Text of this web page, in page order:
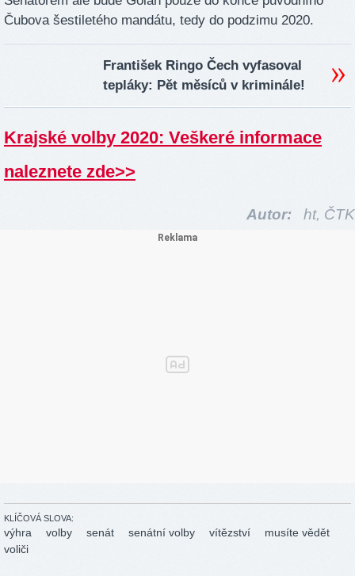
Čubova šestiletého mandátu, tedy do podzimu 2020.
František Ringo Čech vyfasoval
tepláky: Pět měsíců v kriminále!
Krajské volby 2020: Veškeré informace
naleznete zde>>
Autor: ht, ČTK
KLÍČOVÁ SLOVA:
výhra volby senát senátní volby vítězství
musíte vědět
voliči